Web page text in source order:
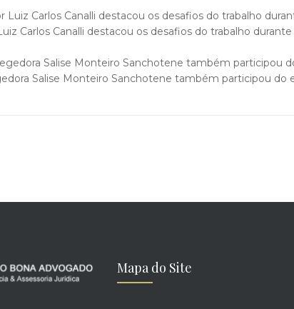
Carlos Canalli destacou os desafios do trabalho
Salise Monteiro Sanchotene também participou do
Mapa do Site